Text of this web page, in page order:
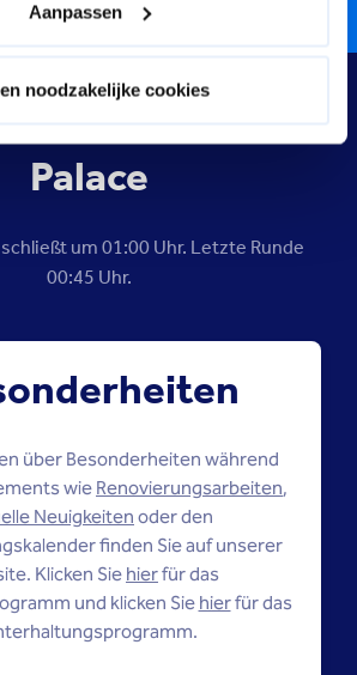
Aanpassen
noodzakelijke cookies
Palace
um 01:00 Uhr. Letzte Runde
00:45 Uhr.
über Besonderheiten während
wieRenovierungsarbeiten,
Neuigkeitenoder den
finden Sie auf unserer
Klicken Siehierfür das
und klicken Siehierfür das